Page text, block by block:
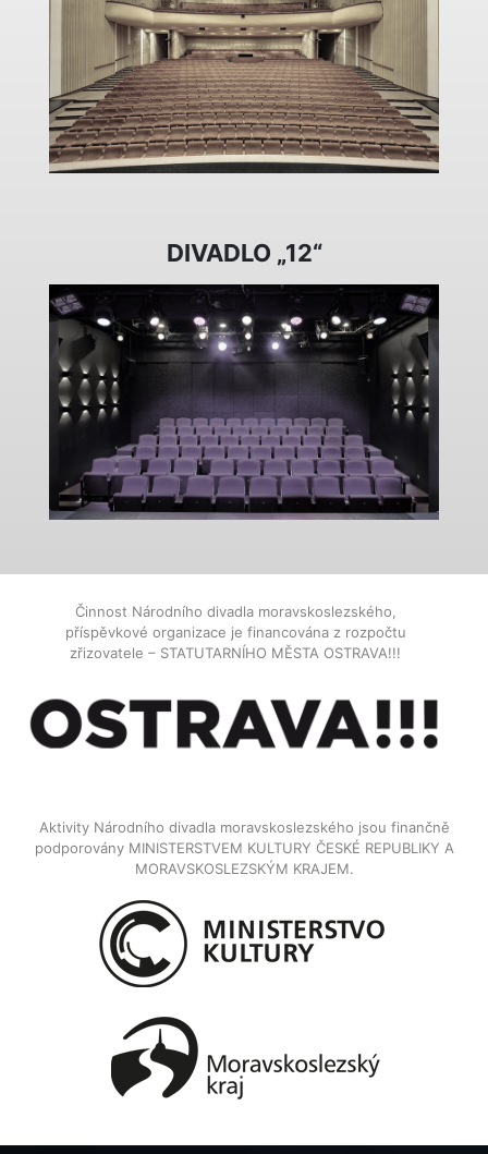
DIVADLO „12“
Činnost Národního divadla moravskoslezského,
příspěvkové organizace je financována z rozpočtu
zřizovatele – STATUTARNÍHO MĚSTA OSTRAVA!!!
Aktivity Národního divadla moravskoslezského jsou finančně
podporovány MINISTERSTVEM KULTURY ČESKÉ REPUBLIKY A
MORAVSKOSLEZSKÝM KRAJEM.